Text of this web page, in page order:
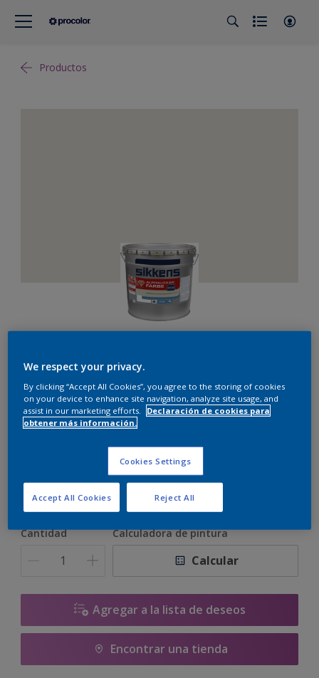
Productos
Alphaloxan Farbe
FN.02.85
15 L
Cantidad Calculadora de pintura
Calcular
Agregar a la lista de deseos
Encontrar una tienda
We respect your privacy.
By clicking “Accept All Cookies”, you agree to the storing of cookies
on your device to enhance site navigation, analyze site usage, and
assist in our marketing efforts.
Declaración de cookies para
obtener más información.
Cookies Settings
Reject All
Accept All Cookies